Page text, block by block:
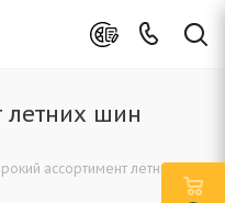
летних шин
ассортимент летних шин